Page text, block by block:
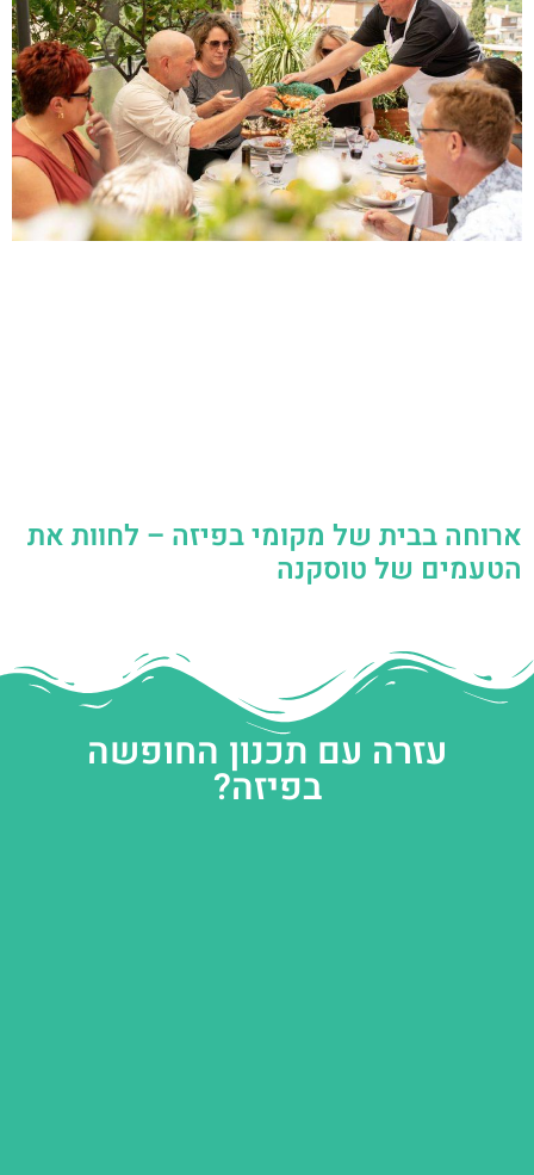
ארוחה בבית של מקומי בפיזה – לחוות את
הטעמים של טוסקנה
עזרה עם תכנון החופשה
בפיזה?